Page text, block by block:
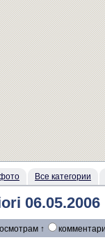
Все категории
06.05.2006
↑